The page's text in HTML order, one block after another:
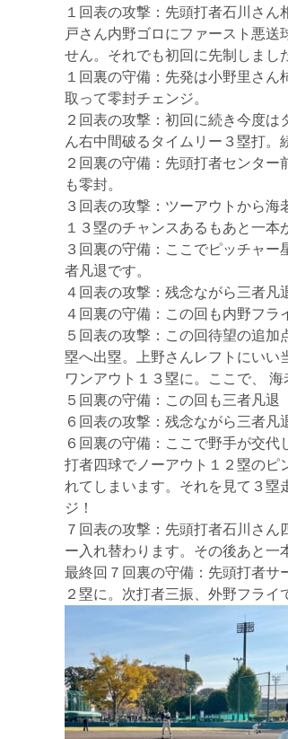
１回表の攻撃：先頭打者石川さ
戸さん内野ゴロにファースト悪
せん。それでも初回に先制しまし
１回裏の守備：先発は小野里さ
取って零封チェンジ。
２回表の攻撃：初回に続き今度
ん右中間破るタイムリー３塁打
２回裏の守備：先頭打者センタ
も零封。
３回表の攻撃：ツーアウトから
１３塁のチャンスあるもあと一本
３回裏の守備：ここでピッチャ
者凡退です。
４回表の攻撃：残念ながら三者凡
４回裏の守備：この回も内野フラ
５回表の攻撃：この回待望の追
塁へ出塁。上野さんレフトにいい
ワンアウト１３塁に。ここで、
５回裏の守備：この回も三者凡退
６回表の攻撃：残念ながら三者凡
６回裏の守備：ここで野手が交
打者四球でノーアウト１２塁のピ
れてしまいます。それを見て３塁
ジ！
７回表の攻撃：先頭打者石川さ
ー入れ替わります。その後あと一
最終回７回裏の守備：先頭打者サ
２塁に。次打者三振、外野フライ